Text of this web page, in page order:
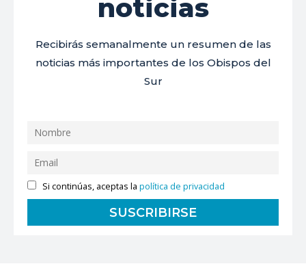
noticias
Recibirás semanalmente un resumen de las
noticias más importantes de los Obispos del
Sur
Si continúas, aceptas lapolítica de privacidad